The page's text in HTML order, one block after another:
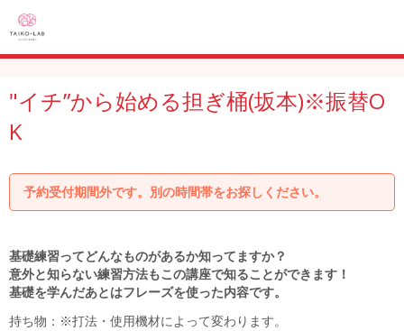
"イチ”から始める担ぎ桶(坂本)※振替O
K
予約受付期間外です。別の時間帯をお探しください。
基礎練習ってどんなものがあるか知ってますか？
意外と知らない練習方法もこの講座で知ることができます！
基礎を学んだあとはフレーズを使った内容です。
持ち物：※打法・使用機材によって変わります。